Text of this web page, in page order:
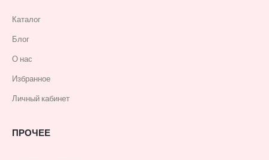
Каталог
Блог
О нас
Избранное
Личный кабинет
ПРОЧЕЕ